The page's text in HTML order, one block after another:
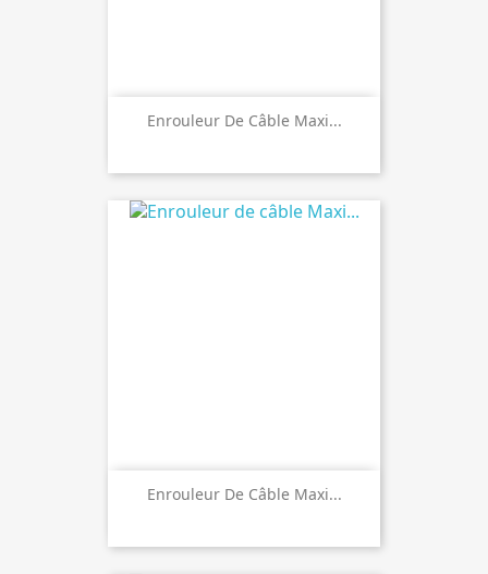
Enrouleur De Câble Maxi...
Enrouleur De Câble Maxi...